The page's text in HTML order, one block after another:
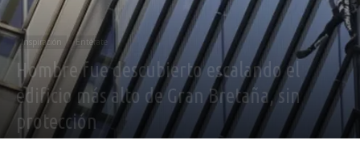
Inspiración Entérate
Hombre fue descubierto escalando el
edificio más alto de Gran Bretaña, sin
protección